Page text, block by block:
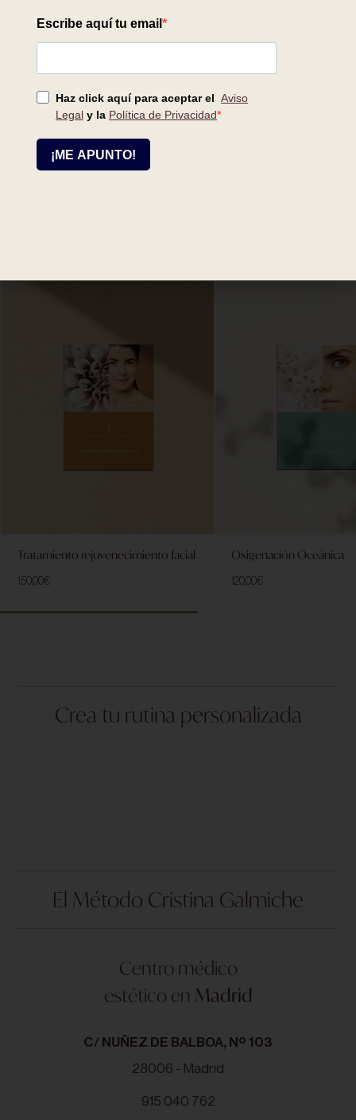
¿Tienes dudas?
Llámanos al686 94 29 91o mándanos un correo y te
ayudamos en tu proceso de compra.
pedidos@cristina-galmiche.com
Tratamiento rejuvenecimiento facial
150,00€
Oxigenación Oceánica
120,00€
Crea tu rutina personalizada
El Método Cristina Galmiche
Centro médico
estético en Madrid
C/ NUÑEZ DE BALBOA, Nº 103
28006 - Madrid
915 040 762